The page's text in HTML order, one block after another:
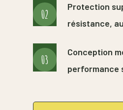
02
Protection
résistance,
03
Conception
performance